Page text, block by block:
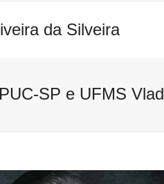
da Silveira
SP e UFMS